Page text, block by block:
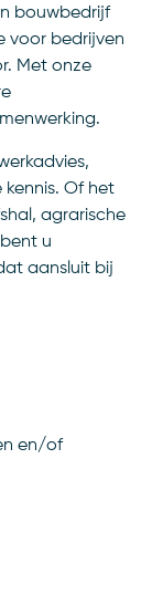
bouwbedrijf
voor bedrijven
Met onze
Of het
agrarische
u
aansluit bij
en/of